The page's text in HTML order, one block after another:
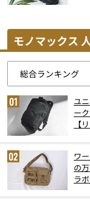
モノマックス
ユ
ー
【
ワ
の
ラ